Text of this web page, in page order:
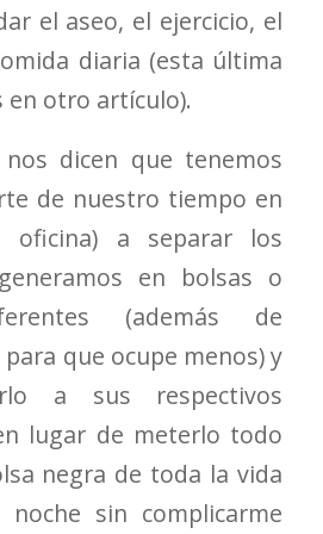
el aseo, el ejercicio, el
diaria (esta última
en otro artículo).
dicen que tenemos
de nuestro tiempo en
a separar los
en bolsas o
(además de
que ocupe menos) y
a sus respectivos
lugar de meterlo todo
negra de toda la vida
sin complicarme